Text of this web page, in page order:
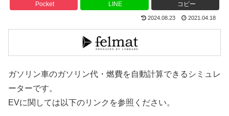
Pocket LINE コピー
2024.08.23 2021.04.18
ガソリン車のガソリン代・燃費を自動計算できるシミュレ
ーターです。
EVに関しては以下のリンクを参照ください。